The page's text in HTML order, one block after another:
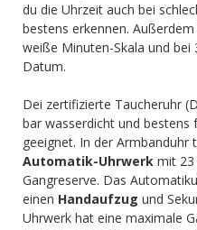
du die Uhrzeit auch bei
bestens erkennen.
weiße Minuten-Skala und
Datum.
Dei zertifizierte Taucheruhr
bar wasserdicht und bestens
geeignet. In der Armbanduhr
Automatik-Uhrwerk mit 23
Gangreserve. Das
einen Handaufzug und
Uhrwerk hat eine maximale